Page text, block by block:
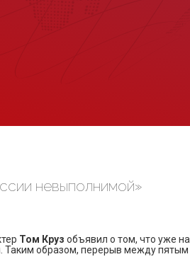
невыполнимой»
Том Круз объявил о том, что уже
Таким образом, перерыв между